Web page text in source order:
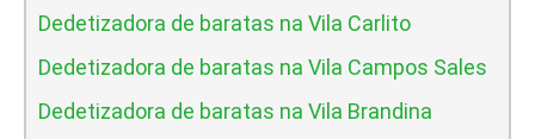
Dedetizadora de baratas na Vila Carlito
Dedetizadora de baratas na Vila Campos Sales
Dedetizadora de baratas na Vila Brandina